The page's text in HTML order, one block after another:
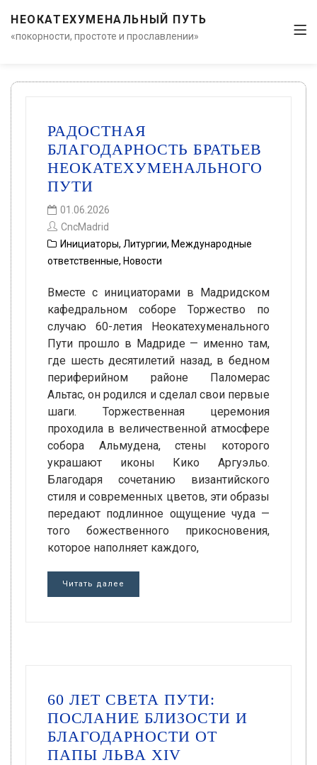
НЕОКАТЕХУМЕНАЛЬНЫЙ ПУТЬ
«покорности, простоте и прославлении»
РАДОСТНАЯ
БЛАГОДАРНОСТЬ БРАТЬЕВ
НЕОКАТЕХУМЕНАЛЬНОГО
ПУТИ
01.06.2026
CncMadrid
Инициаторы, Литургии, Международные
ответственные, Новости
Вместе с инициаторами в Мадридском
кафедральном соборе Торжество по
случаю 60-летия Неокатехуменального
Пути прошло в Мадриде — именно там,
где шесть десятилетий назад, в бедном
периферийном районе Паломерас
Альтас, он родился и сделал свои первые
шаги. Торжественная церемония
проходила в величественной атмосфере
собора Альмудена, стены которого
украшают иконы Кико Аргуэльо.
Благодаря сочетанию византийского
стиля и современных цветов, эти образы
передают подлинное ощущение чуда —
того божественного прикосновения,
которое наполняет каждого,
Читать далее
60 ЛЕТ СВЕТА ПУТИ:
ПОСЛАНИЕ БЛИЗОСТИ И
БЛАГОДАРНОСТИ ОТ
ПАПЫ ЛЬВА XIV